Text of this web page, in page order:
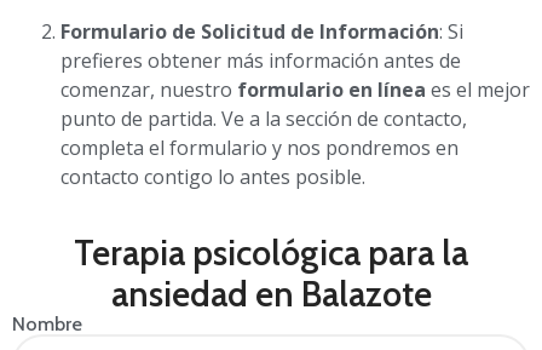
Formulario de Solicitud de Información: Si
prefieres obtener más información antes de
comenzar, nuestro formulario en línea es el mejor
punto de partida. Ve a la sección de contacto,
completa el formulario y nos pondremos en
contacto contigo lo antes posible.
Terapia psicológica para la
ansiedad en Balazote
Nombre